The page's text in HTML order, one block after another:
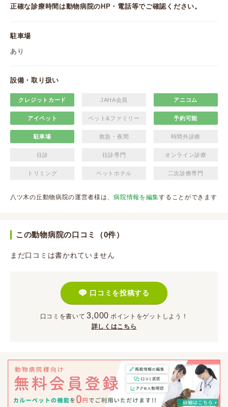
正確な診療時間は動物病院のHP・電話等でご確認ください。
駐車場
あり
設備・取り扱い
クレジットカード JAHA会員 アニコム
アイペット ペット&ファミリー 予約可能
駐車場 救急・夜間 時間外診療
往診 往診専門 オンライン診療
トリミング ペットホテル 二次診療専門
八ツ木の丘動物病院の運営者様は、病院情報を編集することができます
この動物病院の口コミ（0件）
まだ口コミは書かれていません
口コミを投稿する
口コミを書いて 3,000 ポイント をゲットしよう！
詳しくはこちら